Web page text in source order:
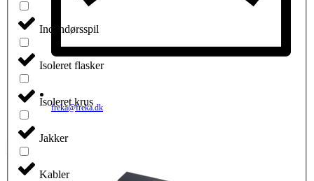
Indendørsspil
Isoleret flasker
Isoleret krus
Jakker
Kabler
freka@freka.dk